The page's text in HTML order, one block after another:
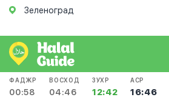
Зеленоград
ФАДЖР
00:58
ВОСХОД
04:46
ЗУХР
12:42
АСР
16:46